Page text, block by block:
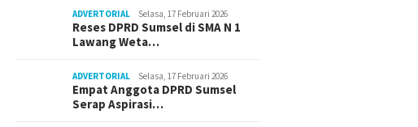
ADVERTORIAL Selasa, 17 Februari 2026
Reses DPRD Sumsel di SMA N 1
Lawang Weta…
ADVERTORIAL Selasa, 17 Februari 2026
Empat Anggota DPRD Sumsel
Serap Aspirasi…